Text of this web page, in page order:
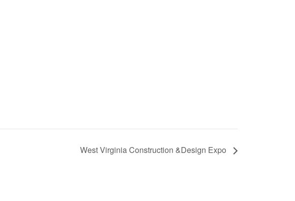
West Virginia Construction &Design Expo